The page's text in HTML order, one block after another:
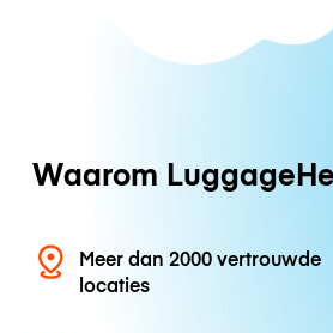
Waarom
Meer dan 2000 vertrouwde
locaties